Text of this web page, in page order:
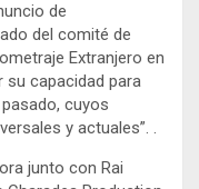
de
del comité de
Extranjero en
su capacidad para
cuyos
y actuales”. .
junto con Rai